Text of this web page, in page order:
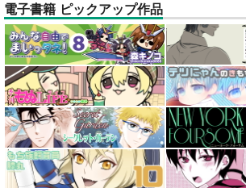
電子書籍 ピックアップ作品